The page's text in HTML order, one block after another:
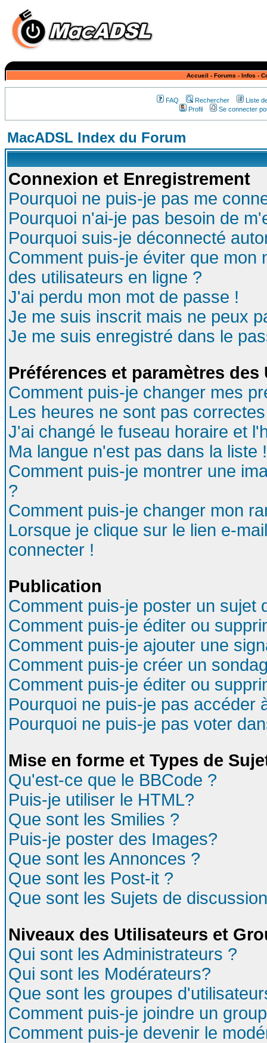
Accueil - Forums - Infos -
FAQ Rechercher
Liste
Profil
Se connecter
MacADSL Index du Forum
Connexion et Enregistrement
Pourquoi ne puis-je pas me
Pourquoi n'ai-je pas besoin de
Pourquoi suis-je déconnecté
Comment puis-je éviter que mon
des utilisateurs en ligne ?
J'ai perdu mon mot de passe !
Je me suis inscrit mais ne peux
Je me suis enregistré dans le
Préférences et paramètres
Comment puis-je changer mes
Les heures ne sont pas
J'ai changé le fuseau horaire et
Ma langue n'est pas dans la liste !
Comment puis-je montrer une
?
Comment puis-je changer mon
Lorsque je clique sur le lien e-
connecter !
Publication
Comment puis-je poster un sujet
Comment puis-je éditer ou
Comment puis-je ajouter une
Comment puis-je créer un
Comment puis-je éditer ou
Pourquoi ne puis-je pas accéder
Pourquoi ne puis-je pas voter
Mise en forme et Types de
Qu'est-ce que le BBCode ?
Puis-je utiliser le HTML?
Que sont les Smilies ?
Puis-je poster des Images?
Que sont les Annonces ?
Que sont les Post-it ?
Que sont les Sujets de
Niveaux des Utilisateurs et
Qui sont les Administrateurs ?
Qui sont les Modérateurs?
Que sont les groupes
Comment puis-je joindre un
Comment puis-je devenir le